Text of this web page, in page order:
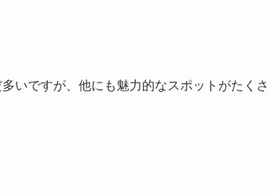
いですが、他にも魅力的なスポットがたくさ